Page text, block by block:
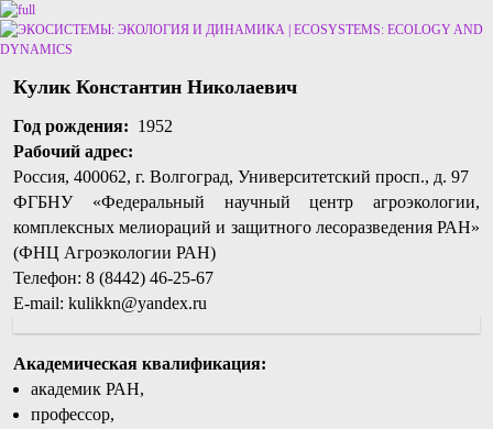
Перейти к основному содержимому
Перейти к дополнительному содержимому
Кулик Константин Николаевич
Год рождения: 1952
Рабочий адрес:
Россия, 400062, г. Волгоград, Университетский просп., д. 97
ФГБНУ «Федеральный научный центр агроэкологии,
комплексных мелиораций и защитного лесоразведения РАН»
(ФНЦ Агроэкологии РАН)
Телефон: 8 (8442) 46-25-67
E-mail: kulikkn@yandex.ru
Академическая квалификация:
академик РАН,
профессор,